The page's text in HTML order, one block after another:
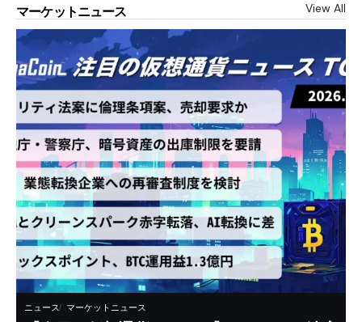
マーケットニュース View All
ニュース マーケットニュース